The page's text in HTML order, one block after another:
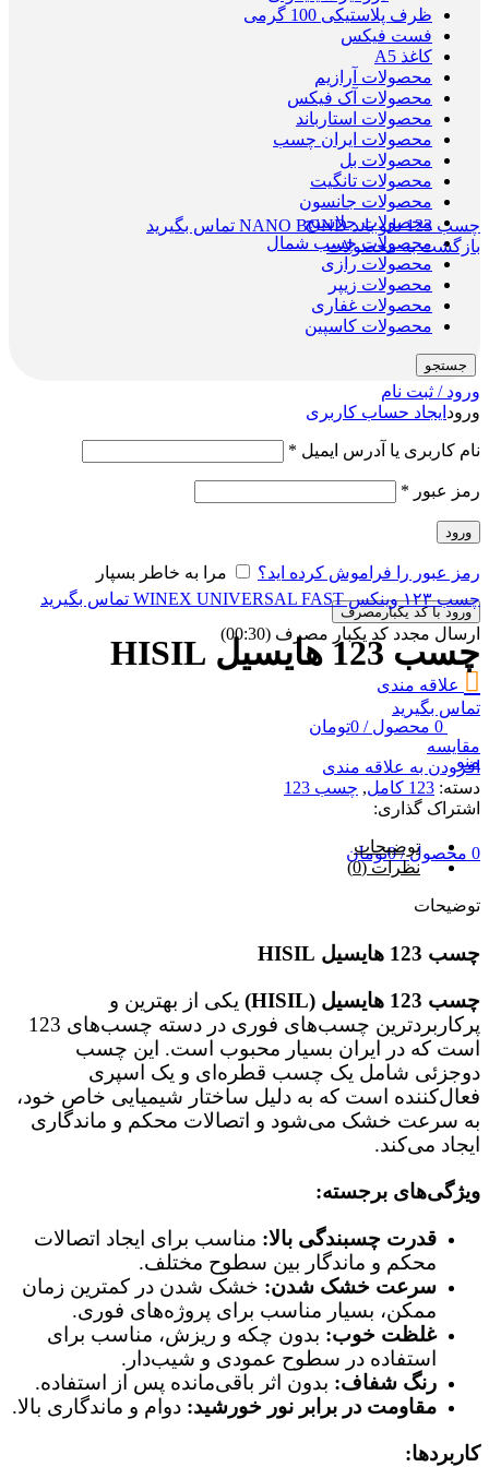
ظرف پلاستیکی 100 گرمی
فست فیکس
کاغذ A5
محصولات آرازیم
محصولات آک فیکس
محصولات استارباند
محصولات ایران چسب
محصولات بل
محصولات تانگیت
محصولات جانسون
محصولات جلاسنج
محصولات چسب شمال
محصولات رازی
محصولات زیپر
محصولات غفاری
محصولات کاسپین
جستجو
ورود / ثبت نام
ورود ایجاد حساب کاربری
نام کاربری یا آدرس ایمیل *
رمز عبور *
ورود
رمز عبور را فراموش کرده اید؟ مرا به خاطر بسپار
ورود با کد یکبارمصرف
ارسال مجدد کد یکبار مصرف (00:
30
)
علاقه مندی
0 محصول /
0تومان
منو
0 محصول /
0تومان
چسب 123 نانو باند NANO BOND
تماس بگیرید
بازگشت به محصولات
چسب ۱۲۳ وینکس WINEX UNIVERSAL FAST تماس بگیرید
چسب 123 هایسیل HISIL
تماس بگیرید
مقایسه
افزودن به علاقه مندی
دسته: 123 کامل , چسب 123
اشتراک گذاری:
توضیحات
نظرات (0)
توضیحات
چسب 123 هایسیل HISIL
چسب 123 هایسیل (HISIL)
یکی از بهترین و
پرکاربردترین چسب‌های فوری در دسته چسب‌های 123
است که در ایران بسیار محبوب است. این چسب
دوجزئی شامل یک چسب قطره‌ای و یک اسپری
فعال‌کننده است که به دلیل ساختار شیمیایی خاص خود،
به سرعت خشک می‌شود و اتصالات محکم و ماندگاری
ایجاد می‌کند.
ویژگی‌های برجسته:
قدرت چسبندگی بالا: مناسب برای ایجاد اتصالات
محکم و ماندگار بین سطوح مختلف.
سرعت خشک شدن: خشک شدن در کمترین زمان
ممکن، بسیار مناسب برای پروژه‌های فوری.
غلظت خوب: بدون چکه و ریزش، مناسب برای
استفاده در سطوح عمودی و شیب‌دار.
رنگ شفاف: بدون اثر باقی‌مانده پس از استفاده.
مقاومت در برابر نور خورشید: دوام و ماندگاری بالا.
کاربردها: